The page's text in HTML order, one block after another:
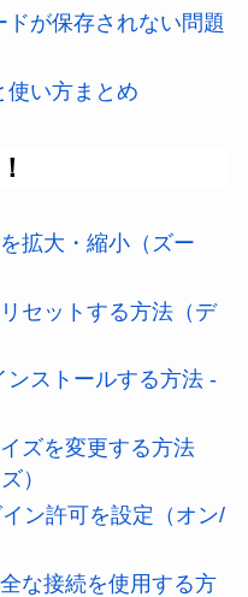
が保存されない問題
使い方まとめ
拡大・縮小（ズー
セットする方法（デ
ンストールする方法 -
ズを変更する方法
）
ン許可を設定（オン/
な接続を使用する方